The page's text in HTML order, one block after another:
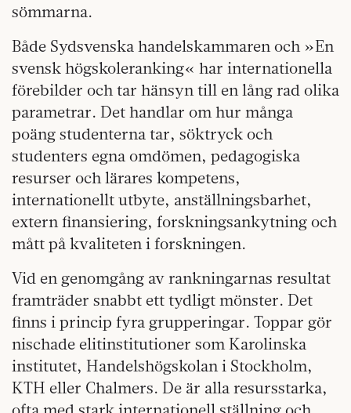
sömmarna.
Både Sydsvenska handelskammaren och »En
svensk högskoleranking« har internationella
förebilder och tar hänsyn till en lång rad olika
parametrar. Det handlar om hur många
poäng studenterna tar, söktryck och
studenters egna omdömen, pedagogiska
resurser och lärares kompetens,
internationellt utbyte, anställningsbarhet,
extern finansiering, forskningsankytning och
mått på kvaliteten i forskningen.
Vid en genomgång av rankningarnas resultat
framträder snabbt ett tydligt mönster. Det
finns i princip fyra grupperingar. Toppar gör
nischade elitinstitutioner som Karolinska
institutet, Handelshögskolan i Stockholm,
KTH eller Chalmers. De är alla resursstarka,